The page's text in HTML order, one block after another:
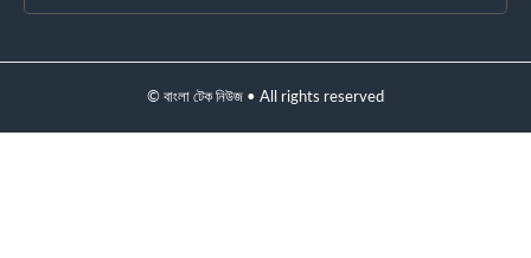
© বাংলা টেক নিউজ • All rights reserved